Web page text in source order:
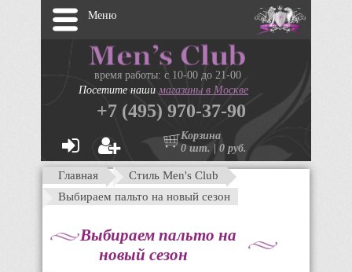
Меню
время работы: с 10-00 до 21-00
Посетите нашимагазины в Москве
+7 (495) 970-37-90
Корзина
0 шт. | 0 руб.
Главная
Стиль Men's Club
Выбираем пальто на новый сезон
Выбираем пальто на
новый сезон